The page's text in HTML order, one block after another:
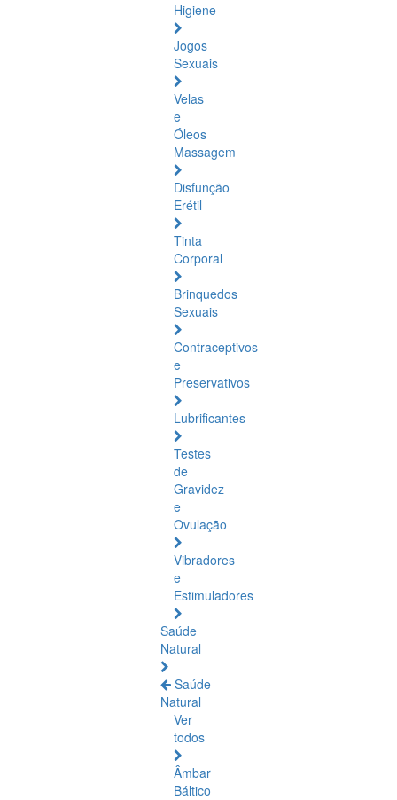
Higiene
Jogos
Sexuais
Velas
e
Óleos
Massagem
Disfunção
Erétil
Tinta
Corporal
Brinquedos
Sexuais
Contraceptivos
e
Preservativos
Lubrificantes
Testes
de
Gravidez
e
Ovulação
Vibradores
e
Estimuladores
Saúde
Natural
Saúde
Natural
Ver
todos
Âmbar
Báltico